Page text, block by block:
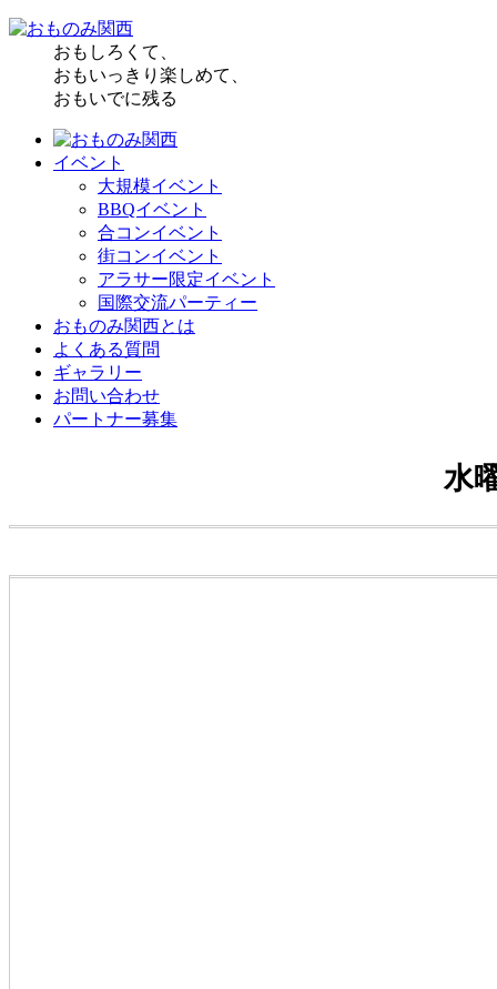
おもしろくて、
おもいっきり楽しめて、
おもいでに残る
イベント
大規模イベント
BBQイベント
合コンイベント
街コンイベント
アラサー限定イベント
国際交流パーティー
おものみ関西とは
よくある質問
ギャラリー
お問い合わせ
パートナー募集
水